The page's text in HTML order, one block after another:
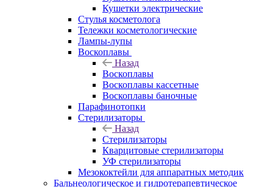
Кушетки электрические
Стулья косметолога
Тележки косметологические
Лампы-лупы
Воскоплавы
Назад
Воскоплавы
Воскоплавы кассетные
Воскоплавы баночные
Парафинотопки
Стерилизаторы
Назад
Стерилизаторы
Кварцитовые стерилизаторы
УФ стерилизаторы
Мезококтейли для аппаратных методик
Бальнеологическое и гидротерапевтическое